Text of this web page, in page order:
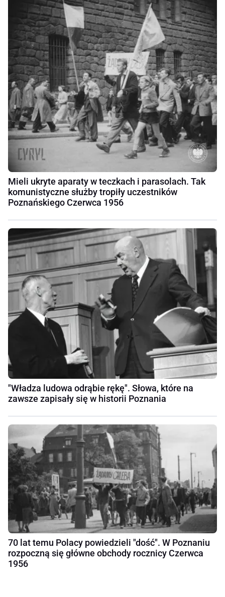
Mieli ukryte aparaty w teczkach i parasolach. Tak
komunistyczne służby tropiły uczestników
Poznańskiego Czerwca 1956
"Władza ludowa odrąbie rękę". Słowa, które na
zawsze zapisały się w historii Poznania
70 lat temu Polacy powiedzieli "dość". W Poznaniu
rozpoczną się główne obchody rocznicy Czerwca
1956